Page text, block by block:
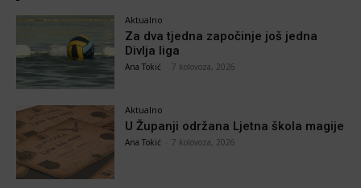
Aktualno
Za dva tjedna započinje još jedna
Divlja liga
Ana Tokić 7 kolovoza, 2026
Aktualno
U Županji održana Ljetna škola magije
Ana Tokić 7 kolovoza, 2026